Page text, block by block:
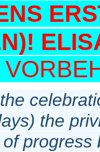
the